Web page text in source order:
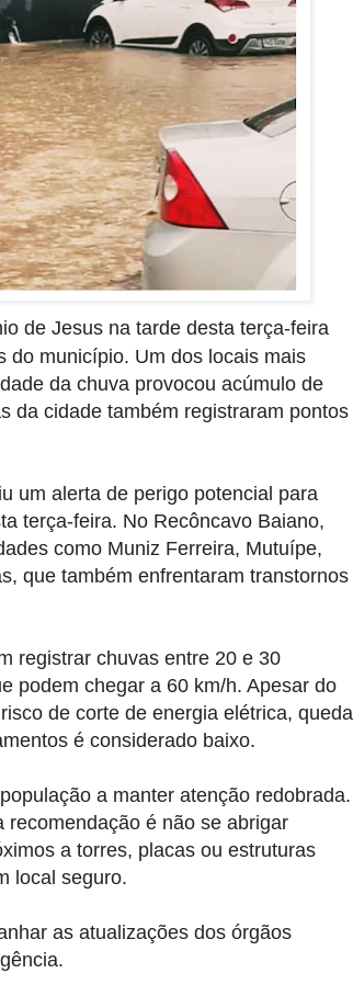
de Jesus na tarde desta terça-feira
do município. Um dos locais mais
da chuva provocou acúmulo de
da cidade também registraram pontos
um alerta de perigo potencial para
terça-feira. No Recôncavo Baiano,
como Muniz Ferreira, Mutuípe,
que também enfrentaram transtornos
registrar chuvas entre 20 e 30
podem chegar a 60 km/h. Apesar do
de corte de energia elétrica, queda
é considerado baixo.
a manter atenção redobrada.
recomendação é não se abrigar
a torres, placas ou estruturas
local seguro.
as atualizações dos órgãos